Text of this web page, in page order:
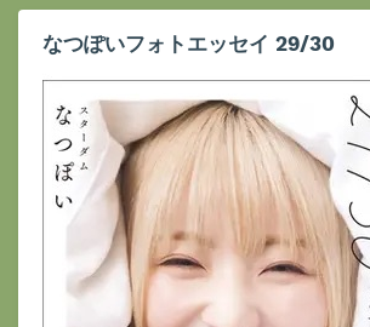
なつぽいフォトエッセイ 29/30